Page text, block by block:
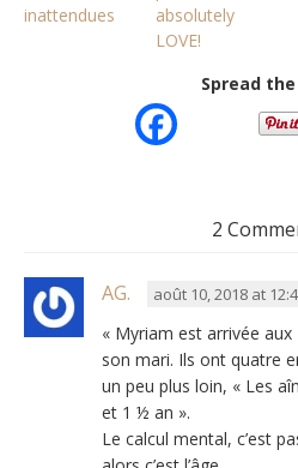
inattendues
absolutely
LOVE!
Spread
2
AG. août 10, 2018 at
« Myriam est arrivée
son mari. Ils ont quatre
un peu plus loin, « Les
et 1 ½ an ».
Le calcul mental, c’est